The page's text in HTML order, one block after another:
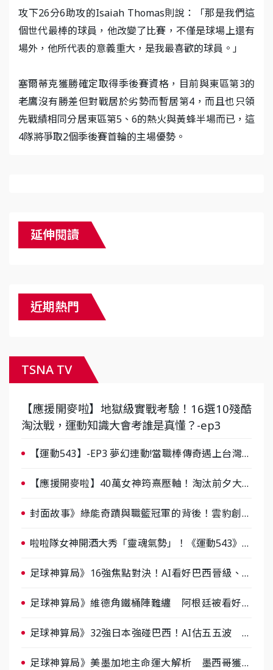
攻下26分6助攻的Isaiah Thomas則說：「那是我們這
個世代最棒的球員，他改變了比賽，不僅是球場上還有
場外，他所代表的意義重大，是我最喜歡的球員。」
塞爾蒂克獲勝確定取得季後賽資格，目前與東區第3的
老鷹沒有勝差但對戰居於劣勢而暫居第4，而且也只領
先戰績相同分居東區第5、6的熱火與黃蜂半場而已，這
4隊將爭取2個季後賽首輪的主場優勢。
延伸閱讀
近期熱門
TSNA TV
【應援開麥啦】地獄級實戰考驗！16選10殘酷
淘汰戰，運動知識大會考誰是真懂？-ep3
【運動543】-EP3 夢幻連動!當職棒傳奇遇上台灣女
【應援開麥啦】40萬女神筠熹壓軸！淘汰前夕大混
封面故事》綠能奇蹟與職籃冠軍的背後！雲豹創辦
啦啦隊女神開酒大秀「靈魂氣勢」！《運動543》微
足球神算局》16強焦點對決！AI看好巴西晉級、數
足球神算局》維德角鐵桶陣難纏 阿根廷被看好下
足球神算局》32強日本強碰巴西！AI估五五波 牛
足球神算局》美墨加地主命運大解析 墨西哥獲數